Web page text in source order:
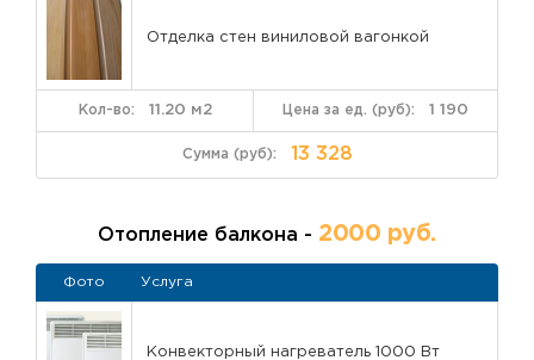
Отделка стен виниловой вагонкой
1 190
11.20 м2
13 328
Отопление балкона - 2000 руб.
Фото Услуга
Конвекторный нагреватель 1000 Вт